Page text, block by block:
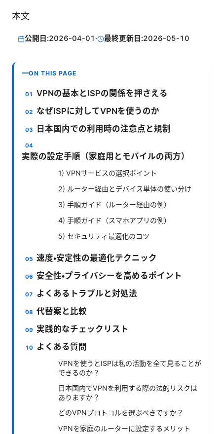
本文
公開日:2026-04-01 · 最終更新日:2026-05-10
ON THIS PAGE
VPNの基本とISPの関係を押さえる
なぜISPに対してVPNを使うのか
日本国内での利用時の注意点と規制
実際の設定手順（家庭用とモバイルの両方）
1) VPNサービスの選択ポイント
2) ルーター経由とデバイス単体の使い分け
3) 手順ガイド（ルーター経由の例）
4) 手順ガイド（スマホアプリの例）
5) セキュリティ最適化のコツ
速度・安定性の最適化テクニック
安全性・プライバシーを高めるポイント
よくあるトラブルと対処法
代替案と比較
実践的なチェックリスト
よくある質問
VPNを使うとISPは私の活動を全て見ることが
できるのか？
日本国内でVPNを利用する際の法的リスクは
ありますか？
どのVPNプロトコルを選ぶべきですか？
VPNを家庭のルーターに設定するメリット